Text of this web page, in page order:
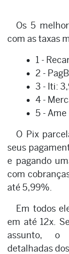
Os 5
com as taxas
1 -
2 -
3 - Iti:
4 -
5 -
O Pix
seus
e pagando
com
até 5,99%.
Em todos
em até 12x.
assunto, o
detalhadas